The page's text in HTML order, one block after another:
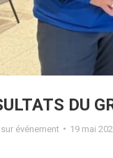
DU
événement 19 mai